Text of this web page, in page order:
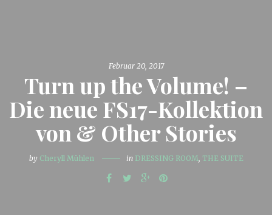
Februar 20, 2017
Turn up the Volume! –
Die neue FS17-Kollektion
von & Other Stories
by Cheryll Mühlen in DRESSING ROOM, THE SUITE